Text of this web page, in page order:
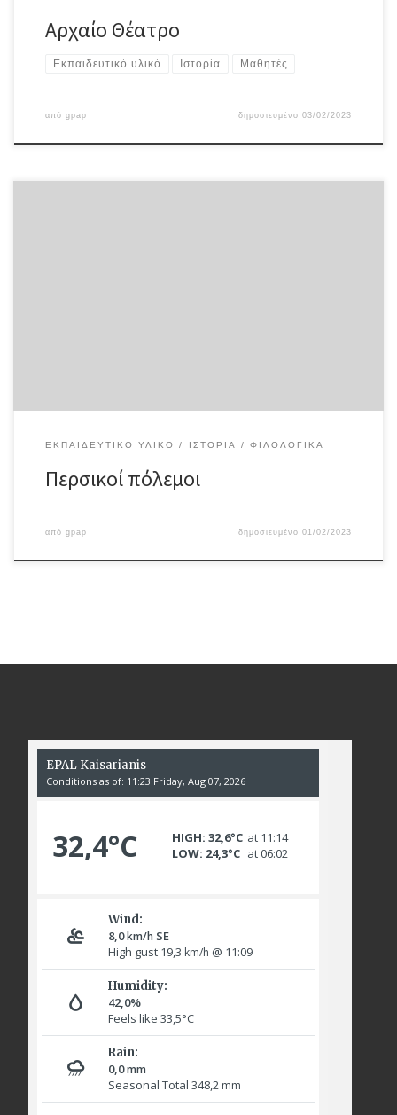
Αρχαίο Θέατρο
Εκπαιδευτικό υλικό Ιστορία Μαθητές
από gpap δημοσιευμένο03/02/2023
ΕΚΠΑΙΔΕΥΤΙΚΌ ΥΛΙΚΌ ΙΣΤΟΡΊΑ ΦΙΛΟΛΟΓΙΚΆ
Περσικοί πόλεμοι
από gpap δημοσιευμένο01/02/2023